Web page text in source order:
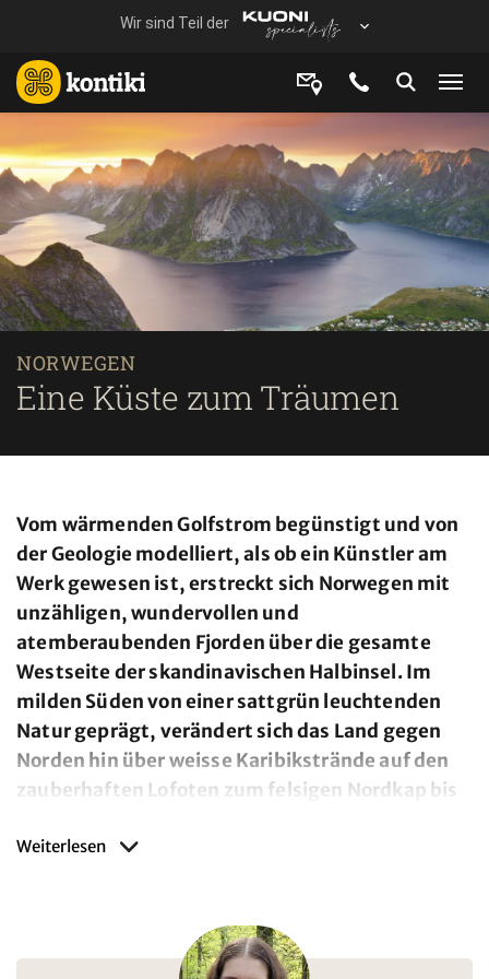
NORWEGEN
Eine Küste zum Träumen
Vom wärmenden Golfstrom begünstigt und von
der Geologie modelliert, als ob ein Künstler am
Werk gewesen ist, erstreckt sich Norwegen mit
unzähligen, wundervollen und
atemberaubenden Fjorden über die gesamte
Westseite der skandinavischen Halbinsel. Im
milden Süden von einer sattgrün leuchtenden
Natur geprägt, verändert sich das Land gegen
Norden hin über weisse Karibikstrände auf den
zauberhaften Lofoten zum felsigen Nordkap bis
die Pionier- und Studententstadt Tromsö sind schon
Erlebnisse für sich, ganz zu schweigen vom fantastischen
Weiterlesen